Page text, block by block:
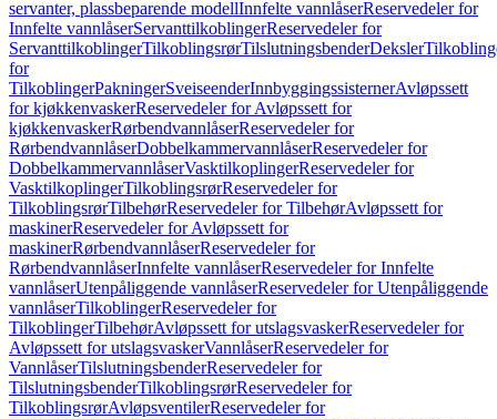
servanter, plassbeparende modellInnfelte vannlåserReservedeler for
Innfelte vannlåserServanttilkoblingerReservedeler for
ServanttilkoblingerTilkoblingsrørTilslutningsbenderDeksler
for
TilkoblingerPakningerSveiseenderInnbyggingssisternerAvløpssett
for kjøkkenvaskerReservedeler for Avløpssett for
kjøkkenvaskerRørbendvannlåserReservedeler for
RørbendvannlåserDobbelkammervannlåserReservedeler for
DobbelkammervannlåserVasktilkoplingerReservedeler for
VasktilkoplingerTilkoblingsrørReservedeler for
TilkoblingsrørTilbehørReservedeler for TilbehørAvløpssett for
maskinerReservedeler for Avløpssett for
maskinerRørbendvannlåserReservedeler for
RørbendvannlåserInnfelte vannlåserReservedeler for Innfelte
vannlåserUtenpåliggende vannlåserReservedeler for Utenpåliggende
vannlåserTilkoblingerReservedeler for
TilkoblingerTilbehørAvløpssett for utslagsvaskerReservedeler for
Avløpssett for utslagsvaskerVannlåserReservedeler for
VannlåserTilslutningsbenderReservedeler for
TilslutningsbenderTilkoblingsrørReservedeler for
TilkoblingsrørAvløpsventilerReservedeler for